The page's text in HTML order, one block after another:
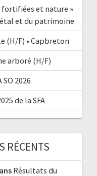
et nature »
et du patrimoine
(H/F) • Capbreton
arboré (H/F)
2026
de la SFA
RÉCENTS
Résultats du